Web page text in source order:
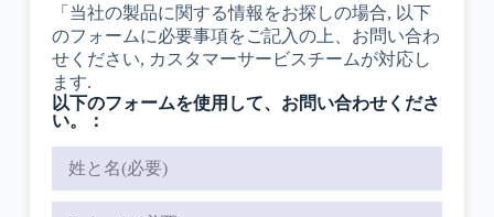
「当社の製品に関する情報をお探しの場合, 以下
のフォームに必要事項をご記入の上、お問い合わ
せください, カスタマーサービスチームが対応し
ます.
以下のフォームを使用して、お問い合わせくださ
い。：